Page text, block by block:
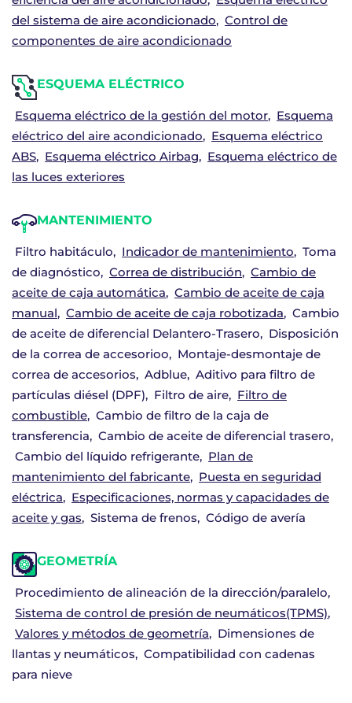
del sistema de aire acondicionado
Control de
componentes de aire acondicionado
ESQUEMA ELÉCTRICO
Esquema eléctrico de la gestión del motor
Esquema
eléctrico del aire acondicionado
Esquema eléctrico
ABS
Esquema eléctrico Airbag
Esquema eléctrico de
las luces exteriores
MANTENIMIENTO
Filtro habitáculo Indicador de mantenimiento
Toma
de diagnóstico
Correa de distribución
Cambio de
aceite de caja automática
Cambio de aceite de caja
manual
Cambio de aceite de caja robotizada
Cambio
de aceite de diferencial Delantero-Trasero
Disposición
de la correa de accesorioo
Montaje-desmontaje de
correa de accesorios
Adblue Aditivo para filtro de
partículas diésel (DPF)
Filtro de aire
Filtro de
combustible Cambio de filtro de la caja de
transferencia
Cambio de aceite de diferencial trasero
Cambio del líquido refrigerante
Plan de
mantenimiento del fabricante
Puesta en seguridad
eléctrica
Especificaciones, normas y capacidades de
aceite y gas
Sistema de frenos Código de avería
GEOMETRÍA
Procedimiento de alineación de la dirección/paralelo
Sistema de control de presión de neumáticos(TPMS)
Valores y métodos de geometría
Dimensiones de
llantas y neumáticos
Compatibilidad con cadenas
para nieve